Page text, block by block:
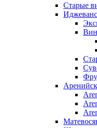
Старые